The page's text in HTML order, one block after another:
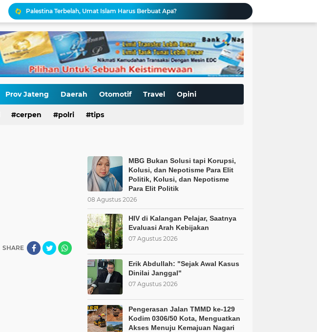
Kepatuhan Pajak atau Pemaksaan Pajak?
Gaza Disekat Israel: Potret Penjajahan Abadi
BoP dan New Gaza adalah Tipuan: Palestina Hanya Merdeka dengan Sistem Islam
MBG Bukan Solusi tapi Korupsi, Kolusi, dan Nepotisme Para Elit Politik, Kolusi, dan Nepotisme Para Elit Politik
HIV di Kalangan Pelajar, Saatnya Evaluasi Arah Kebijakan
Erik Abdullah: "Sejak Awal Kasus Dinilai Janggal"
Antara HAM dan Hukum Allah: Kedudukan L68TQ dalam Islam
Palestina Terbelah, Umat Islam Harus Berbuat Apa?
Prov Jateng Daerah Otomotif Travel Opini
cerpen polri tips
SHARE
MBG Bukan Solusi tapi Korupsi,
Kolusi, dan Nepotisme Para Elit
Politik, Kolusi, dan Nepotisme
Para Elit Politik
08 Agustus 2026
HIV di Kalangan Pelajar, Saatnya
Evaluasi Arah Kebijakan
07 Agustus 2026
Erik Abdullah: "Sejak Awal Kasus
Dinilai Janggal"
07 Agustus 2026
Pengerasan Jalan TMMD ke-129
Kodim 0306/50 Kota, Menguatkan
Akses Menuju Kemajuan Nagari